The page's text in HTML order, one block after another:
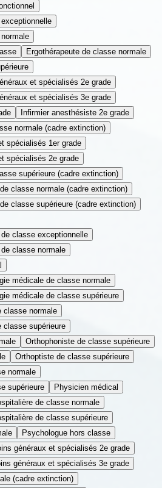
Ergothérapeute de classe normale
et spécialisés 2e grade
et spécialisés 3e grade
Infirmier anesthésiste 2e grade
normale (cadre extinction)
spécialisés 1er grade
spécialisés 2e grade
supérieure (cadre extinction)
classe normale (cadre extinction)
classe supérieure (cadre extinction)
classe exceptionnelle
classe normale
médicale de classe normale
médicale de classe supérieure
classe normale
classe supérieure
Orthophoniste de classe supérieure
Orthoptiste de classe supérieure
normale
supérieure
Physicien médical
de classe normale
de classe supérieure
Psychologue hors classe
généraux et spécialisés 2e grade
généraux et spécialisés 3e grade
(cadre extinction)